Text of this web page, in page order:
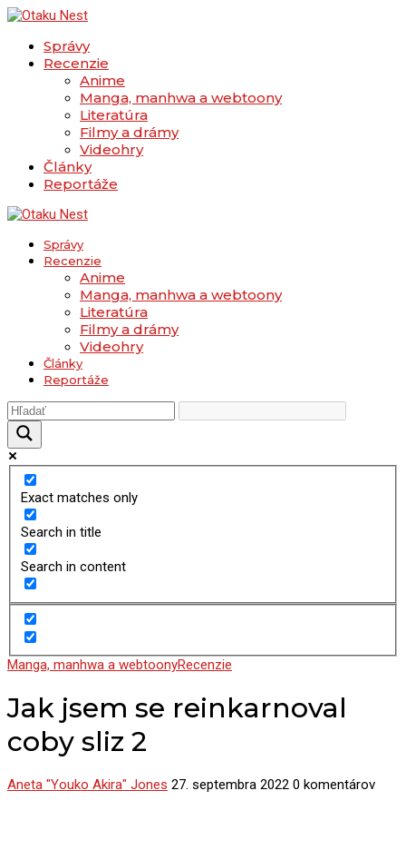
Správy
Recenzie
Anime
Manga, manhwa a webtoony
Literatúra
Filmy a drámy
Videohry
Články
Reportáže
Správy
Recenzie
Anime
Manga, manhwa a webtoony
Literatúra
Filmy a drámy
Videohry
Články
Reportáže
Exact matches only
Search in title
Search in content
Manga, manhwa a webtoonyRecenzie
Jak jsem se reinkarnoval
coby sliz 2
Aneta "Youko Akira" Jones 27. septembra 2022 0 komentárov